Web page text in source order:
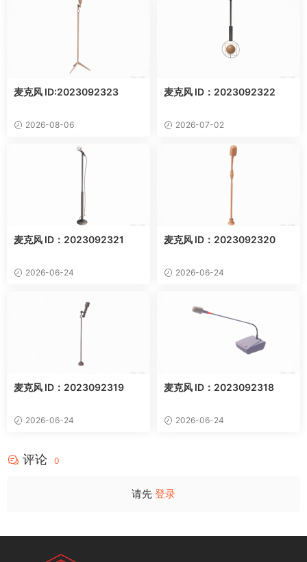
麦克风 ID:2023092323
2026-08-06
麦克风 ID：2023092322
2026-07-02
麦克风 ID：2023092321
2026-06-24
麦克风 ID：2023092320
2026-06-24
麦克风 ID：2023092319
2026-06-24
麦克风 ID：2023092318
2026-06-24
评论 0
请先 登录